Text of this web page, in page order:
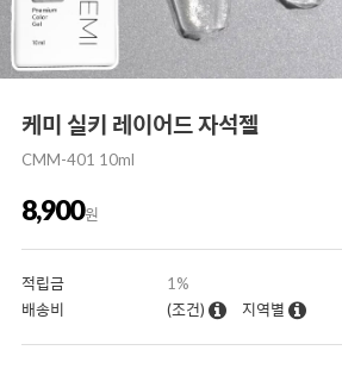
케미 실키 레이어드 자석젤
CMM-401 10ml
8,900원
적립금
1%
배송비
(조건) 지역별